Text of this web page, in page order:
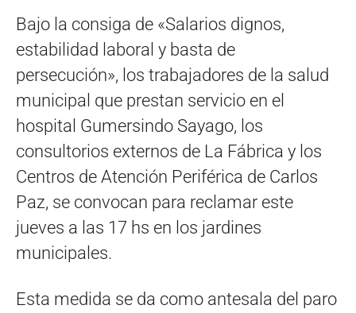
Bajo la consiga de «Salarios dignos,
estabilidad laboral y basta de
persecución», los trabajadores de la salud
municipal que prestan servicio en el
hospital Gumersindo Sayago, los
consultorios externos de La Fábrica y los
Centros de Atención Periférica de Carlos
Paz, se convocan para reclamar este
jueves a las 17 hs en los jardines
municipales.
Esta medida se da como antesala del paro